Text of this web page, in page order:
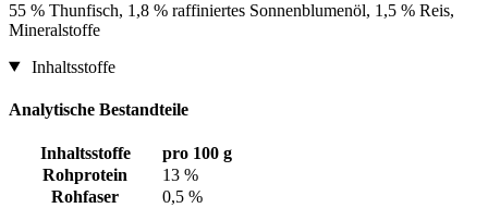
55 % Thunfisch, 1,8 % raffiniertes Sonnenblumenöl, 1,5 % Reis,
Mineralstoffe
Inhaltsstoffe
Analytische Bestandteile
Inhaltsstoffe
pro 100 g
Rohprotein
13 %
Rohfaser
0,5 %